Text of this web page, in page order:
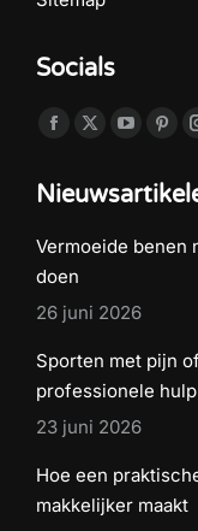
Socials
Vind ons op:
Facebook
opens
new
X
opens
new
YouTube
opens
new
new
Vermoeide benen
doen
26 juni 2026
Sporten met pijn
professionele
23 juni 2026
Hoe een
makkelijker maakt